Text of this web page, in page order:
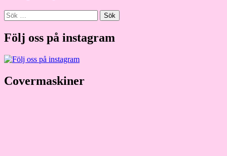
Sök
efter:
Följ oss på instagram
Covermaskiner